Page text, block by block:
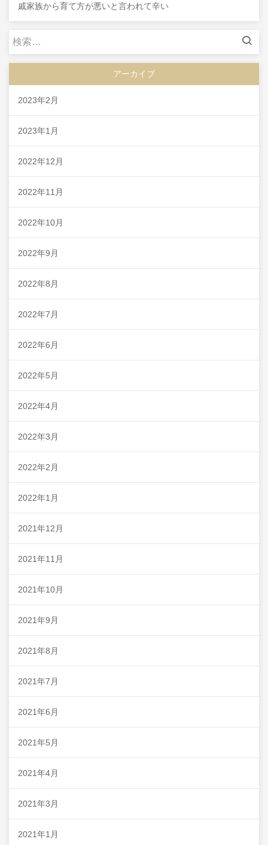
戚家族から育て方が悪いと言われて辛い
検
アーカイブ
2023年2月
2023年1月
2022年12月
2022年11月
2022年10月
2022年9月
2022年8月
2022年7月
2022年6月
2022年5月
2022年4月
2022年3月
2022年2月
2022年1月
2021年12月
2021年11月
2021年10月
2021年9月
2021年8月
2021年7月
2021年6月
2021年5月
2021年4月
2021年3月
2021年1月